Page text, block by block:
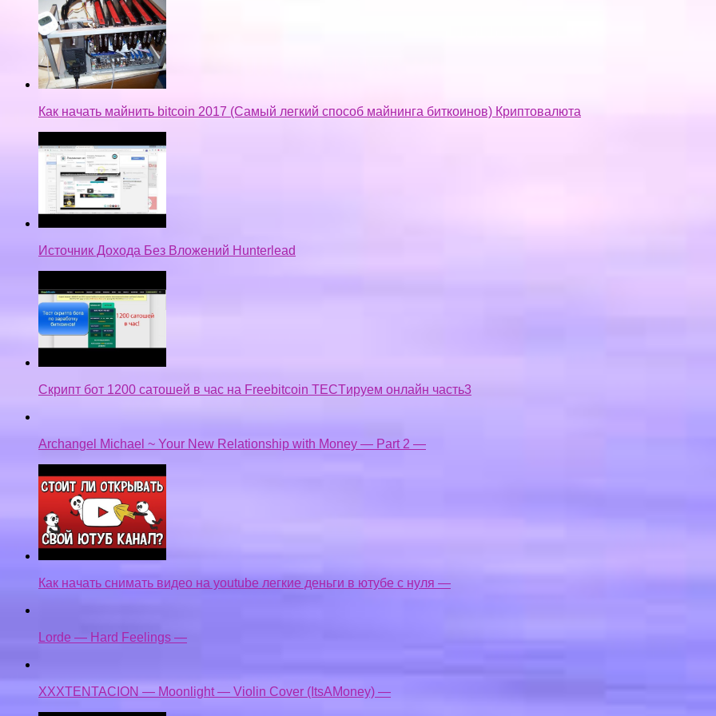
Как начать майнить bitcoin 2017 (Самый легкий способ майнинга биткоинов) Криптовалюта
Источник Дохода Без Вложений Hunterlead
Скрипт бот 1200 сатошей в час на Freebitcoin TECTируем онлайн часть3
Archangel Michael ~ Your New Relationship with Money — Part 2 —
Как начать снимать видео на youtube легкие деньги в ютубе с нуля —
Lorde — Hard Feelings —
XXXTENTACION — Moonlight — Violin Cover (ItsAMoney) —